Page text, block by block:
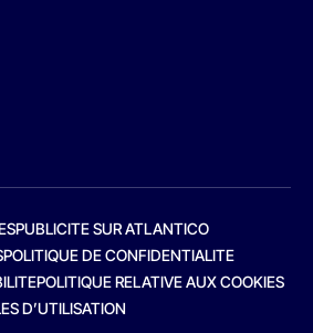
PUBLICITE SUR ATLANTICO
POLITIQUE DE CONFIDENTIALITE
POLITIQUE RELATIVE AUX COOKIES
D’UTILISATION